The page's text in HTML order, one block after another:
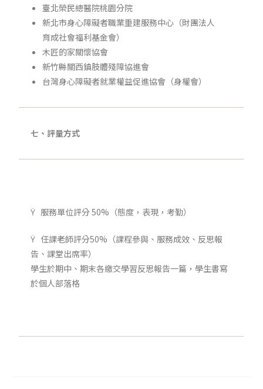
臺北榮民總醫院桃園分院
新北市身心障礙者職業重建服務中心（財團法人
育成社會福利基金會）
木匠的家關懷協會
新竹縣關西鎮肢體殘障協進會
台灣身心障礙者就業權益促進協會（身權會）
七、評量方式
Ÿ 服務單位評分 50%（態度，表現，考勤）
Ÿ 任課老師評分50%（課程參與、服務成效、反思報
告、課堂出席率）
學生於期中、期末各繳交學習反思報告一篇，學生書寫
於個人部落格